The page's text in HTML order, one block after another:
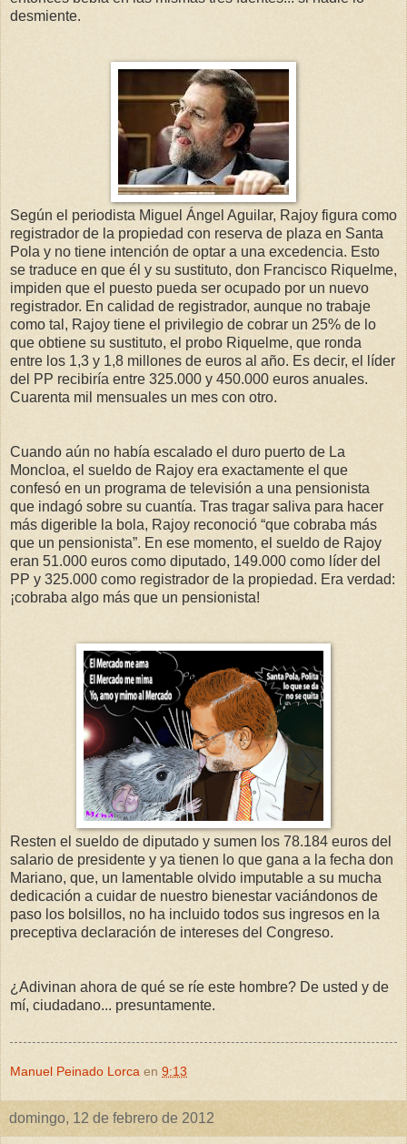
desmiente.
Según el periodista Miguel Ángel Aguilar, Rajoy figura como
registrador de la propiedad con reserva de plaza en Santa
Pola y no tiene intención de optar a una excedencia. Esto
se traduce en que él y su sustituto, don Francisco Riquelme,
impiden que el puesto pueda ser ocupado por un nuevo
registrador. En calidad de registrador, aunque no trabaje
como tal, Rajoy tiene el privilegio de cobrar un 25% de lo
que obtiene su sustituto, el probo Riquelme, que ronda
entre los 1,3 y 1,8 millones de euros al año. Es decir, el líder
del PP recibiría entre 325.000 y 450.000 euros anuales.
Cuarenta mil mensuales un mes con otro.
Cuando aún no había escalado el duro puerto de La
Moncloa, el sueldo de Rajoy era exactamente el que
confesó en un programa de televisión a una pensionista
que indagó sobre su cuantía. Tras tragar saliva para hacer
más digerible la bola, Rajoy reconoció “que cobraba más
que un pensionista”. En ese momento, el sueldo de Rajoy
eran 51.000 euros como diputado, 149.000 como líder del
PP y 325.000 como registrador de la propiedad. Era verdad:
¡cobraba algo más que un pensionista!
Resten el sueldo de diputado y sumen los 78.184 euros del
salario de presidente y ya tienen lo que gana a la fecha don
Mariano, que, un lamentable olvido imputable a su mucha
dedicación a cuidar de nuestro bienestar vaciándonos de
paso los bolsillos, no ha incluido todos sus ingresos en la
preceptiva declaración de intereses del Congreso.
¿Adivinan ahora de qué se ríe este hombre? De usted y de
mí, ciudadano... presuntamente.
Manuel Peinado Lorca en 9:13
domingo, 12 de febrero de 2012